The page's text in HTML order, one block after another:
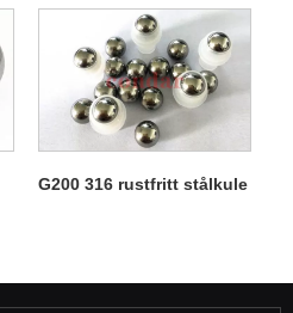
G200 316 rustfritt stålkule